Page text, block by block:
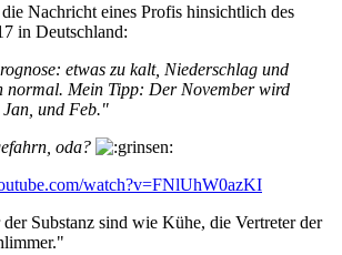
Nachricht eines Profis hinsichtlich des
in Deutschland:
etwas zu kalt, Niederschlag und
normal. Mein Tipp: Der November wird
und Feb."
oda?
watch?v=FNlUhW0azKI
Substanz sind wie Kühe, die Vertreter der